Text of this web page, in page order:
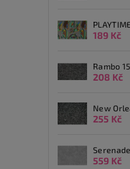
189 Kč
Rambo 15
208 Kč
New
255 Kč
559 Kč